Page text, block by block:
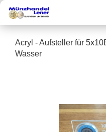
Acryl - Aufsteller für
Wasser